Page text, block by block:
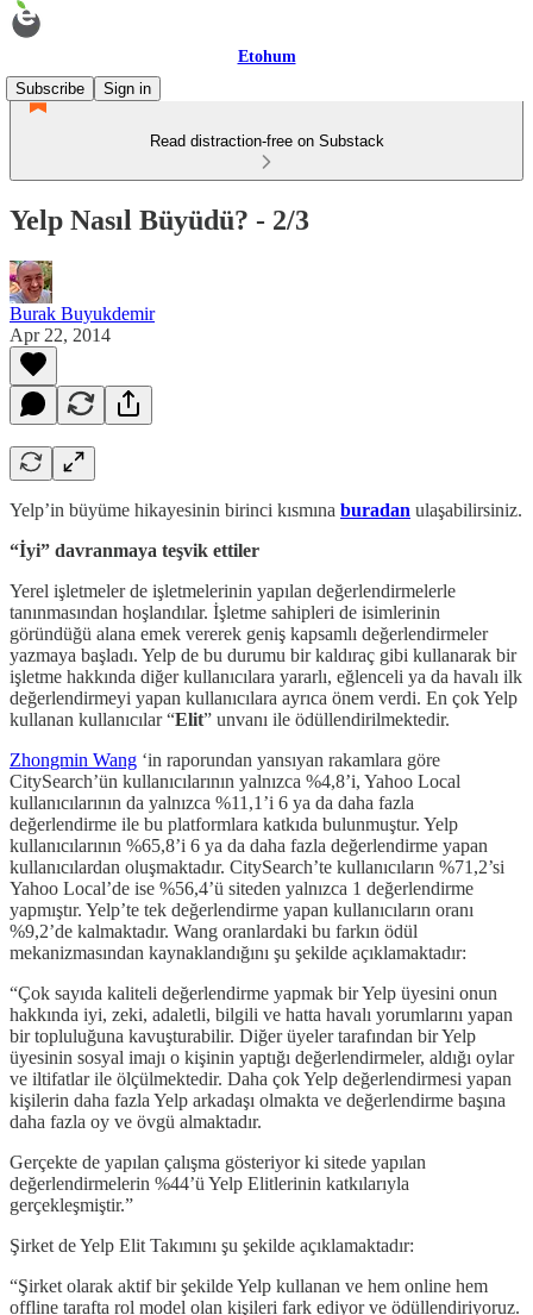
Etohum
Subscribe
Sign in
Read distraction-free on Substack
Yelp Nasıl Büyüdü? - 2/3
Burak Buyukdemir
Apr 22, 2014
Yelp’in büyüme hikayesinin birinci kısmına buradan ulaşabilirsiniz.
“İyi” davranmaya teşvik ettiler
Yerel işletmeler de işletmelerinin yapılan değerlendirmelerle
tanınmasından hoşlandılar. İşletme sahipleri de isimlerinin
göründüğü alana emek vererek geniş kapsamlı değerlendirmeler
yazmaya başladı. Yelp de bu durumu bir kaldıraç gibi kullanarak bir
işletme hakkında diğer kullanıcılara yararlı, eğlenceli ya da havalı ilk
değerlendirmeyi yapan kullanıcılara ayrıca önem verdi. En çok Yelp
kullanan kullanıcılar “Elit” unvanı ile ödüllendirilmektedir.
Zhongmin Wang ‘in raporundan yansıyan rakamlara göre
CitySearch’ün kullanıcılarının yalnızca %4,8’i, Yahoo Local
kullanıcılarının da yalnızca %11,1’i 6 ya da daha fazla
değerlendirme ile bu platformlara katkıda bulunmuştur. Yelp
kullanıcılarının %65,8’i 6 ya da daha fazla değerlendirme yapan
kullanıcılardan oluşmaktadır. CitySearch’te kullanıcıların %71,2’si
Yahoo Local’de ise %56,4’ü siteden yalnızca 1 değerlendirme
yapmıştır. Yelp’te tek değerlendirme yapan kullanıcıların oranı
%9,2’de kalmaktadır. Wang oranlardaki bu farkın ödül
mekanizmasından kaynaklandığını şu şekilde açıklamaktadır:
“Çok sayıda kaliteli değerlendirme yapmak bir Yelp üyesini onun
hakkında iyi, zeki, adaletli, bilgili ve hatta havalı yorumlarını yapan
bir topluluğuna kavuşturabilir. Diğer üyeler tarafından bir Yelp
üyesinin sosyal imajı o kişinin yaptığı değerlendirmeler, aldığı oylar
ve iltifatlar ile ölçülmektedir. Daha çok Yelp değerlendirmesi yapan
kişilerin daha fazla Yelp arkadaşı olmakta ve değerlendirme başına
daha fazla oy ve övgü almaktadır.
Gerçekte de yapılan çalışma gösteriyor ki sitede yapılan
değerlendirmelerin %44’ü Yelp Elitlerinin katkılarıyla
gerçekleşmiştir.”
Şirket de Yelp Elit Takımını şu şekilde açıklamaktadır:
“Şirket olarak aktif bir şekilde Yelp kullanan ve hem online hem
offline tarafta rol model olan kişileri fark ediyor ve ödüllendiriyoruz.